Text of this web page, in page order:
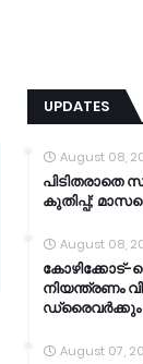
UPDATES
August 08,
പിടിതരാതെ
കുതിപ്പ്;
August 08,
കോഴിക്കോട്-
നിയന്ത്രണം
ഡ്രൈവർക്കും
August 07,